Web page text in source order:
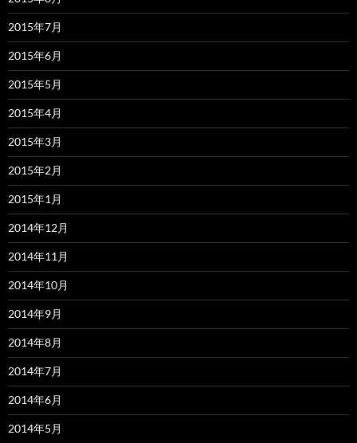
2015年7月
2015年6月
2015年5月
2015年4月
2015年3月
2015年2月
2015年1月
2014年12月
2014年11月
2014年10月
2014年9月
2014年8月
2014年7月
2014年6月
2014年5月